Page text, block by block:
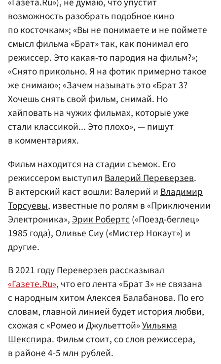
возможность разобрать подобное кино
по косточкам»; «Вы не понимаете и не поймете
смысл фильма «Брат» так, как понимал его
режиссер. Это какая-то пародия на фильм?»;
«Снято прикольно. Я на фотик примерно такое
же снимаю»; «Зачем называть это «Брат 3?
Хочешь снять свой фильм, снимай. Но
хайповать на чужих фильмах, которые уже
стали классикой... Это плохо», — пишут
в комментариях.
Фильм находится на стадии съемок. Его
режиссером выступил Валерий Переверзев.
В актерский каст вошли: Валерий и Владимир
Торсуевы, известные по ролям в «Приключении
Электроника»,Эрик Робертс («Поезд-беглец»
1985 года), Оливье Сиу («Мистер Нокаут») и
другие.
В 2021 году Переверзев рассказывал
«Газете.Ru», что его лента «Брат 3» не связана
с народным хитом Алексея Балабанова. По его
словам, главной линией будет история любви,
схожая с «Ромео и Джульеттой»Уильяма
Шекспира. Фильм стоит, со слов режиссера,
в районе 4-5 млн рублей.